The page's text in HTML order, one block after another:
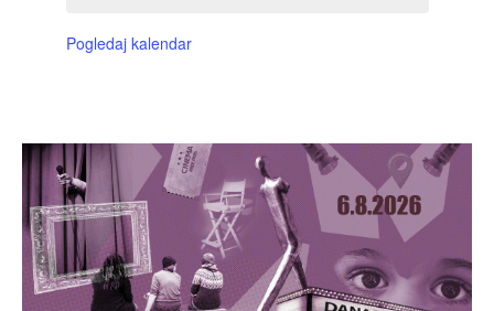
Pogledaj kalendar